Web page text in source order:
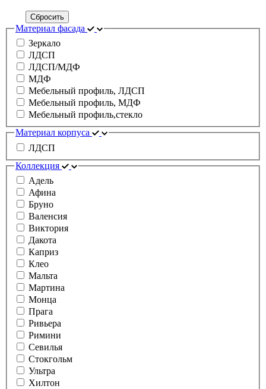
Сбросить
Материал фасада
Зеркало
ЛДСП
ЛДСП/МДФ
МДФ
Мебельный профиль, ЛДСП
Мебельный профиль, МДФ
Мебельный профиль,стекло
Материал корпуса
ЛДСП
Коллекция
Адель
Афина
Бруно
Валенсия
Виктория
Дакота
Каприз
Клео
Мальта
Мартина
Монца
Прага
Ривьера
Римини
Севилья
Стокгольм
Ультра
Хилтон